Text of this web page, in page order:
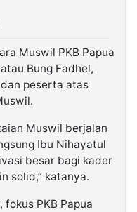
Muswil PKB Papua
Bung Fadhel,
peserta atas
Muswil berjalan
Ibu Nihayatul
besar bagi kader
solid,” katanya.
fokus PKB Papua